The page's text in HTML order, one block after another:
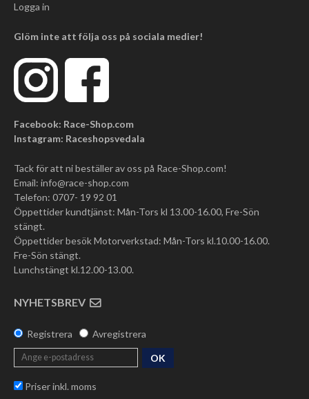
Logga in
Glöm inte att följa oss på sociala medier!
Facebook: Race-Shop.com
Instagram: Raceshopsvedala
Tack för att ni beställer av oss på Race-Shop.com!
Email: info@race-shop.com
Telefon: 0707- 19 92 01
Öppettider kundtjänst: Mån-Tors kl 13.00-16.00, Fre-Sön
stängt.
Öppettider besök Motorverkstad: Mån-Tors kl.10.00-16.00.
Fre-Sön stängt.
Lunchstängt kl.12.00-13.00.
NYHETSBREV
Registrera Avregistrera
OK
Priser inkl. moms